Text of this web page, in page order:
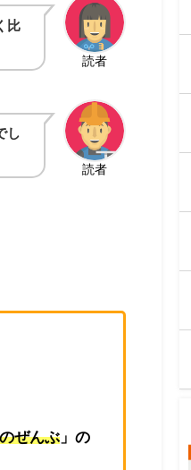
読者
比
読者
し
ぜんぶ」の